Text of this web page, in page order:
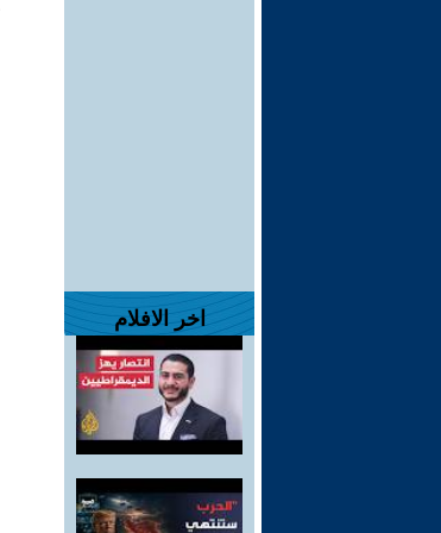
اخر الافلام